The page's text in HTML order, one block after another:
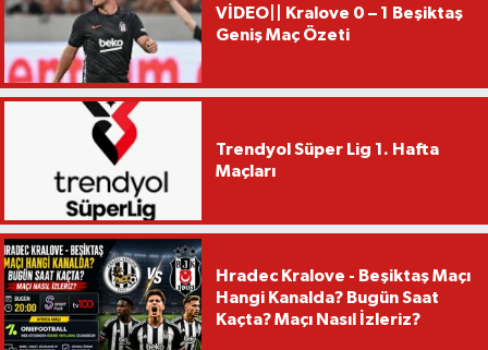
VİDEO|| Kralove 0 – 1 Beşiktaş
Geniş Maç Özeti
Trendyol Süper Lig 1. Hafta
Maçları
Hradec Kralove - Beşiktaş Maçı
Hangi Kanalda? Bugün Saat
Kaçta? Maçı Nasıl İzleriz?